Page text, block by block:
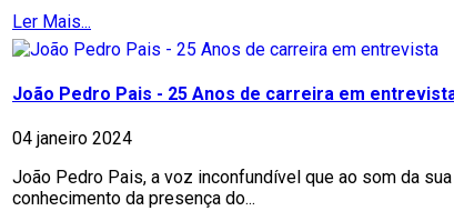
Ler Mais...
João Pedro Pais - 25 Anos de carreira em
04 janeiro 2024
João Pedro Pais, a voz inconfundível que ao som da
conhecimento da presença do...